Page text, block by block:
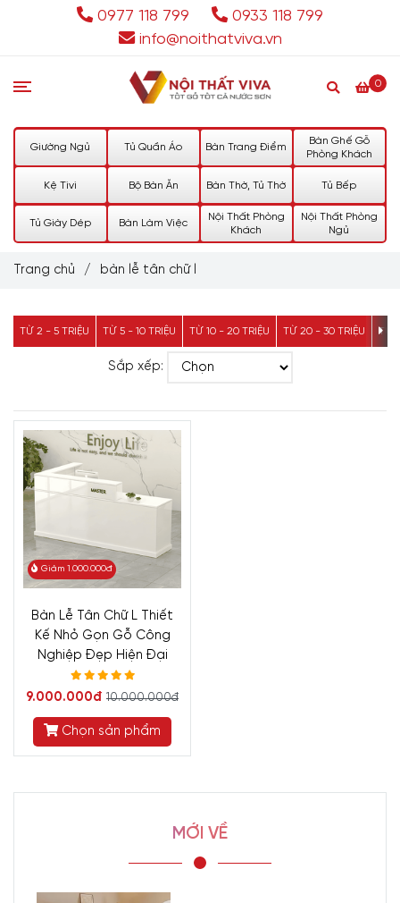
0977 118 799
0933 118 799
info@noithatviva.vn
0
Giường Ngủ Tủ Quần Áo Bàn Trang Điểm
Bàn Ghế Gỗ
Phòng Khách
Kệ Tivi Bộ Bàn Ăn Bàn Thờ, Tủ Thờ Tủ Bếp
Tủ Giày Dép Bàn Làm Việc
Nội Thất Phòng
Khách
Nội Thất Phòng
Ngủ
Trang chủ / bàn lễ tân chữ l
TỪ 2 - 5 TRIỆU TỪ 5 - 10 TRIỆU TỪ 10 - 20 TRIỆU TỪ 20 - 30 TRIỆU TỪ
Sắp xếp:
Giảm 1.000.000đ
Bàn Lễ Tân Chữ L Thiết
Kế Nhỏ Gọn Gỗ Công
Nghiệp Đẹp Hiện Đại
9.000.000đ 10.000.000đ
Chọn sản phẩm
MỚI VỀ